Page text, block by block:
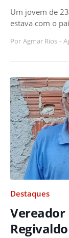
Um jovem de
estava com o
Por Agmar Rios -
Destaques
Vereador
Regivaldo